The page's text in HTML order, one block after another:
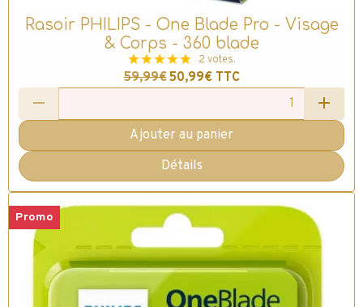
Rasoir PHILIPS - One Blade Pro - Visage
& Corps - 360 blade
2 votes.
59,99€50,99€ TTC
Ajouter au panier
Détails
Promo